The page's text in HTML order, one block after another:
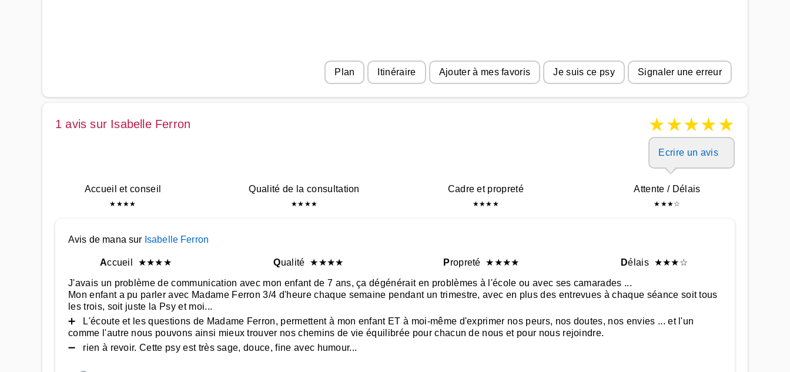
Plan Itinéraire Ajouter à mes favoris Je suis ce psy Signaler une erreur
1 avis sur Isabelle Ferron ★★★★★
Ecrire un avis
Accueil et conseil
★ ★★★
Qualité de la consultation
★★ ★★
Cadre et propreté
★★★ ★
Attente / Délais
★ ★★☆
Avis de mana sur Isabelle Ferron
Accueil ★★★★ Qualité ★★★★ Propreté ★★★★ Délais ★★★☆
J'avais un problème de communication avec mon enfant de 7 ans, ça dégénérait en problèmes à l'école ou avec ses camarades ...
Mon enfant a pu parler avec Madame Ferron 3/4 d'heure chaque semaine pendant un trimestre, avec en plus des entrevues à chaque séance soit tous
les trois, soit juste la Psy et moi...
➕ L'écoute et les questions de Madame Ferron, permettent à mon enfant ET à moi-même d'exprimer nos peurs, nos doutes, nos envies ... et l'un
comme l'autre nous pouvons ainsi mieux trouver nos chemins de vie équilibrée pour chacun de nous et pour nous rejoindre.
➖ rien à revoir. Cette psy est très sage, douce, fine avec humour...